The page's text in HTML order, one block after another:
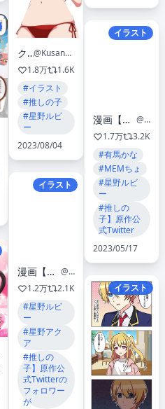
クサナ
@Kusana47454281
1.8万
1.6K
#イラスト
#推しの子
#星野ルビ
ー
2023/08/04
イラスト
漫画【推しの子】赤坂アカ×横槍メンゴ★完結！★
@oshinoko_comic
1.2万
2.1K
#星野ルビ
ー
#星野アク
ア
#推しの
子】原作公
式Twitterの
フォロワー
が
イラスト
漫画【推しの子】赤坂アカ×横槍メンゴ★完結！★
@oshinoko_comic
1.7万
3.2K
#有馬かな
#MEMちょ
#星野ルビ
ー
#推しの
子】原作公
式Twitter
2023/05/17
イラスト